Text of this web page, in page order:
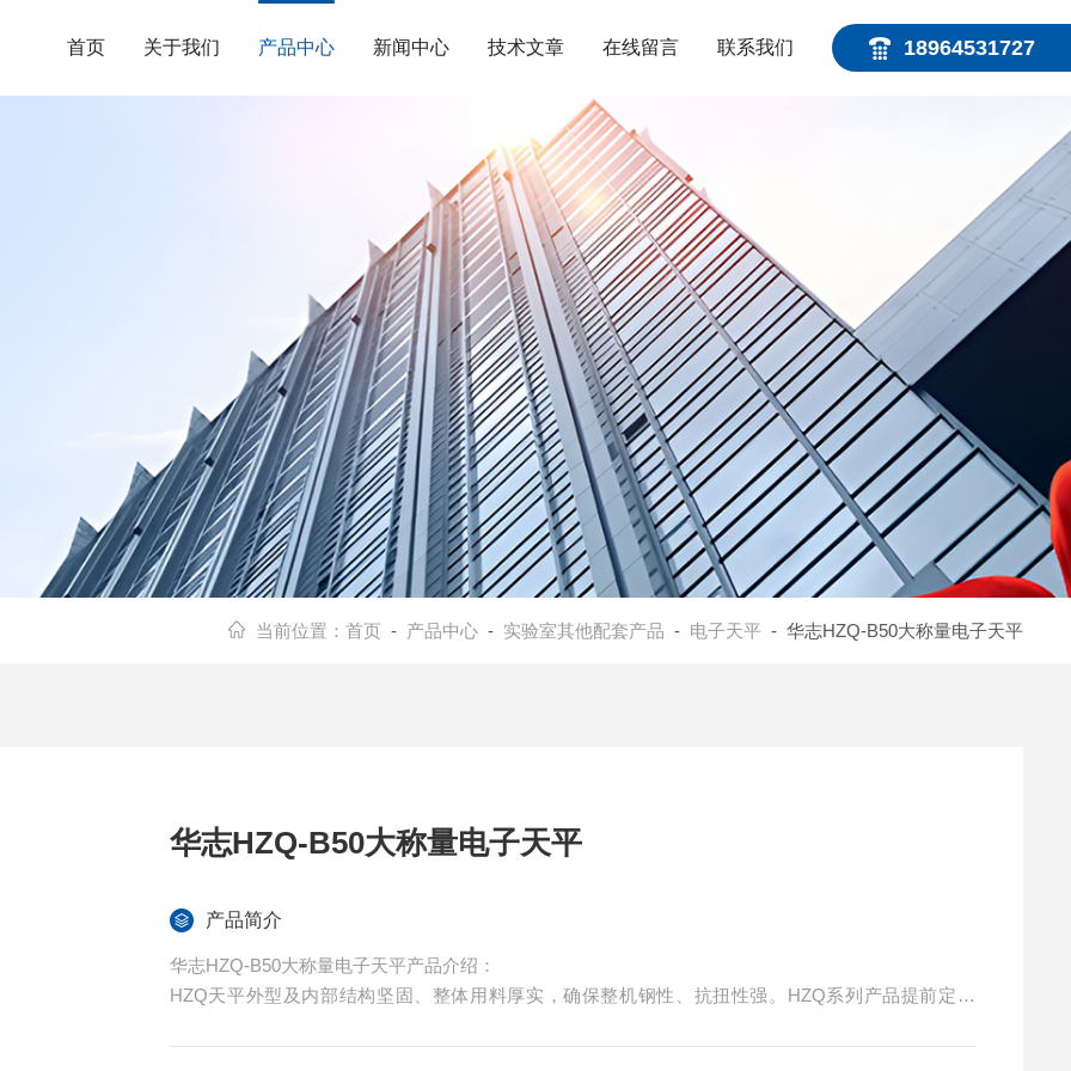
18964531727
首页 关于我们 产品中心 新闻中心 技术文章 在线留言 联系我们
当前位置： 首页 - 产品中心- 实验室其他配套产品 - 电子天平- 华志HZQ-B50大称量电子天平
华志HZQ-B50大称量电子天平
产品简介
华志HZQ-B50大称量电子天平产品介绍：
HZQ天平外型及内部结构坚固、整体用料厚实，确保整机钢性、抗扭性强。HZQ系列产品提前定位